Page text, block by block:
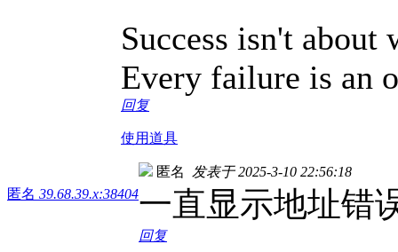
Success isn't
Every failure is an
回复
使用道具
匿名 39.68.39.x:38404
匿名 发表于 2025-3-10 22:56:18
一直显示地址错
回复